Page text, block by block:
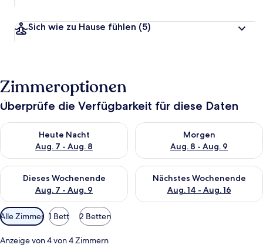
Sich wie zu Hause fühlen (5)
Zimmeroptionen
Überprüfe die Verfügbarkeit für diese Daten
Heute Nacht
Aug. 7 - Aug. 8
Überprüfe die Verfügbarkeit für heute Nacht, Aug. 7 - Aug. 8.
Morgen
Aug. 8 - Aug. 9
Überprüfe die Verfügbarkeit
Dieses Wochenende
Aug. 7 - Aug. 9
Überprüfe die Verfügbarkeit für dieses Wochenende, Aug. 7
Nächstes Wochenende
Aug. 14 - Aug. 16
Überprüfe die Verfügbarkeit
Verfügbare
Filter
für
Alle Zimmer 1 Bett 2 Betten
Anzeige von 4 von 4 Zimmern